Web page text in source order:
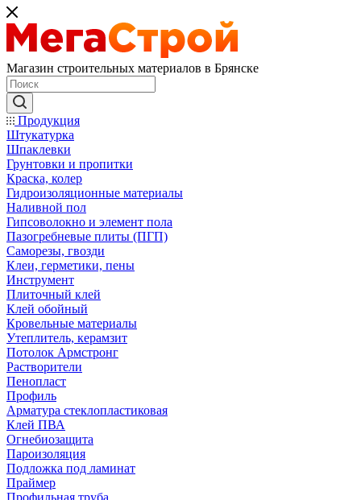
Магазин строительных материалов в Брянске
Продукция
Штукатурка
Шпаклевки
Грунтовки и пропитки
Краска, колер
Гидроизоляционные материалы
Наливной пол
Гипсоволокно и элемент пола
Пазогребневые плиты (ПГП)
Саморезы, гвозди
Клеи, герметики, пены
Инструмент
Плиточный клей
Клей обойный
Кровельные материалы
Утеплитель, керамзит
Потолок Армстронг
Растворители
Пенопласт
Профиль
Арматура стеклопластиковая
Клей ПВА
Огнебиозащита
Пароизоляция
Подложка под ламинат
Праймер
Профильная труба